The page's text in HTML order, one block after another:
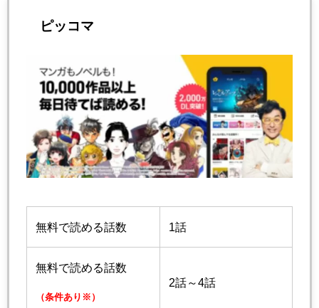
ピッコマ
無料で読める話数 1話
無料で読める話数
（条件あり※）
2話～4話